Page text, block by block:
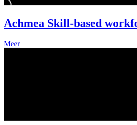
Achmea Skill-based
Meer